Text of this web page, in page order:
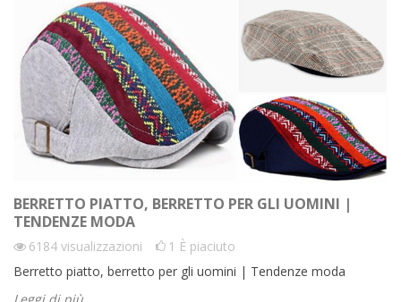
BERRETTO PIATTO, BERRETTO PER GLI UOMINI |
TENDENZE MODA
6184 visualizzazioni 1 È piaciuto
Berretto piatto, berretto per gli uomini | Tendenze moda